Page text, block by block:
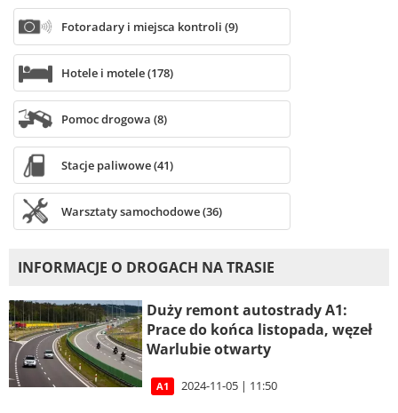
Fotoradary i miejsca kontroli (9)
Hotele i motele (178)
Pomoc drogowa (8)
Stacje paliwowe (41)
Warsztaty samochodowe (36)
INFORMACJE O DROGACH NA TRASIE
Duży remont autostrady A1:
Prace do końca listopada, węzeł
Warlubie otwarty
A1 2024-11-05 | 11:50